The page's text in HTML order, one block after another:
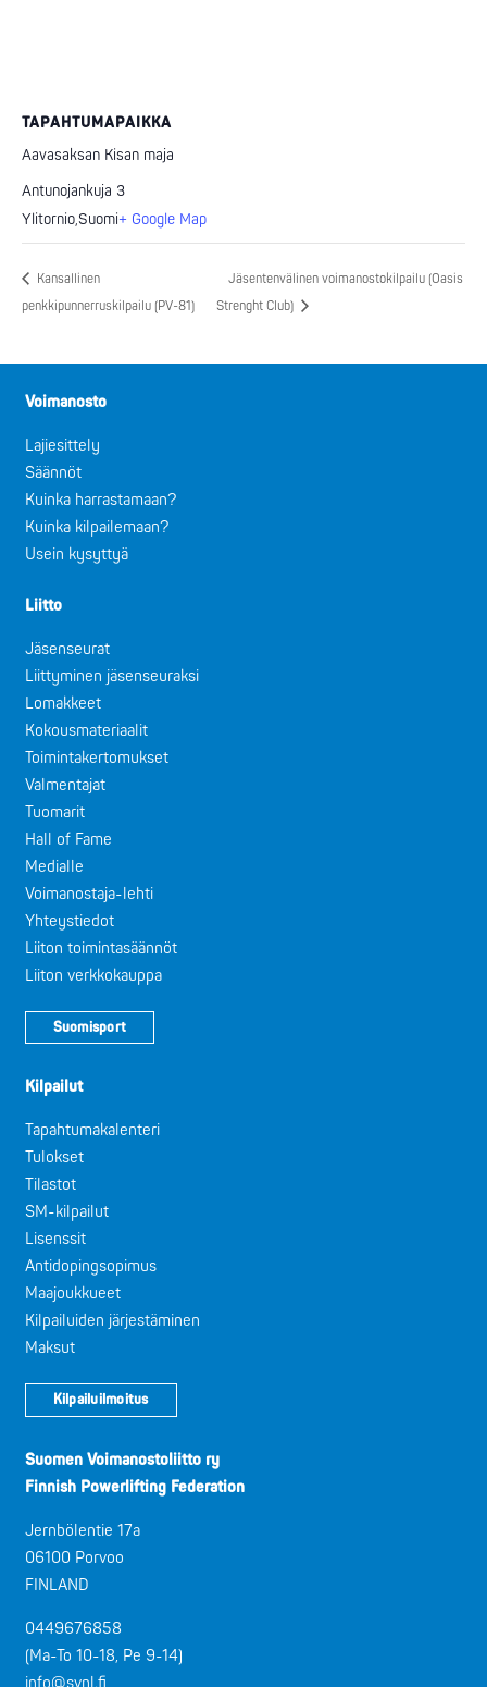
TAPAHTUMAPAIKKA
Aavasaksan Kisan maja
Antunojankuja 3
Ylitornio,Suomi+ Google Map
Kansallinen
penkkipunnerruskilpailu (PV-81)
Jäsentenvälinen voimanostokilpailu (Oasis
Strenght Club)
Voimanosto
Lajiesittely
Säännöt
Kuinka harrastamaan?
Kuinka kilpailemaan?
Usein kysyttyä
Liitto
Jäsenseurat
Liittyminen jäsenseuraksi
Lomakkeet
Kokousmateriaalit
Toimintakertomukset
Valmentajat
Tuomarit
Hall of Fame
Medialle
Voimanostaja-lehti
Yhteystiedot
Liiton toimintasäännöt
Liiton verkkokauppa
Suomisport
Kilpailut
Tapahtumakalenteri
Tulokset
Tilastot
SM-kilpailut
Lisenssit
Antidopingsopimus
Maajoukkueet
Kilpailuiden järjestäminen
Maksut
Kilpailuilmoitus
Suomen Voimanostoliitto ry
Finnish Powerlifting Federation
Jernbölentie 17a
06100 Porvoo
FINLAND
0449676858
(Ma-To 10-18, Pe 9-14)
info@svnl.fi